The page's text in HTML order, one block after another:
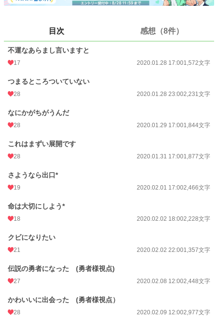
無自覚俺様勇者様×ヘタレ薬売り
※このお話は以前別タイトルで別サイトに掲載していたものを加筆修正したもの
旧題「クビになりたい」
BL 10,366 位 / 31,439 件
更新日時
初回公開日時 2020.01.28 17:00
初回完結日時
週間ポイント 42 pt (48,661 位)
月間ポイント
年間ポイント 2,618 pt (60,695 位)
目次 感想（8件）
不運なあらまし言いますと
17 2020.01.28 17:001,572文字
つまるところついていない
28 2020.01.28 23:002,231文字
なにかがちがうんだ
28 2020.01.29 17:001,844文字
これはまずい展開です
28 2020.01.31 17:001,877文字
さようなら出口*
19 2020.02.01 17:002,466文字
命は大切にしよう*
18 2020.02.02 18:002,228文字
クビになりたい
21 2020.02.02 22:001,357文字
伝説の勇者になった (勇者様視点)
27 2020.02.08 12:002,448文字
かわいいに出会った (勇者様視点）
28 2020.02.09 12:002,977文字